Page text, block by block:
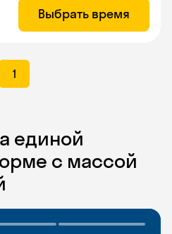
Выбрать время
1
единой
с массой